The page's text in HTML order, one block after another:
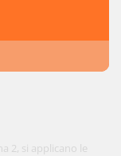
all'ultima
2, si applicano le